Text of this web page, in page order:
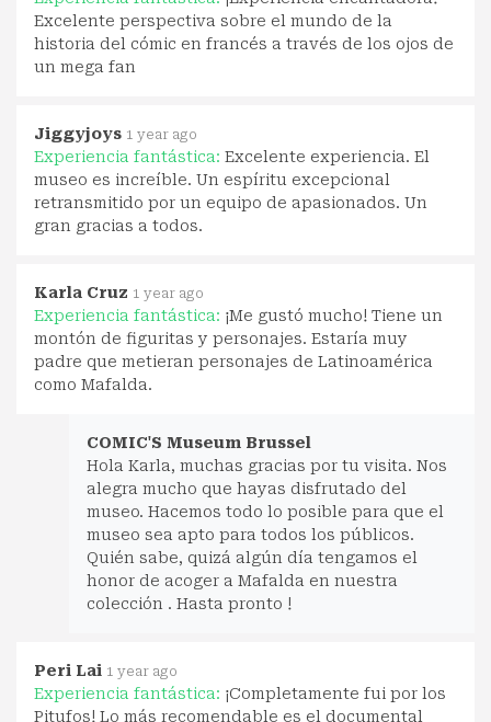
Excelente perspectiva sobre el mundo de la
historia del cómic en francés a través de los ojos de
un mega fan
Jiggyjoys 1 year ago
Experiencia fantástica: Excelente experiencia. El
museo es increíble. Un espíritu excepcional
retransmitido por un equipo de apasionados. Un
gran gracias a todos.
Karla Cruz 1 year ago
Experiencia fantástica: ¡Me gustó mucho! Tiene un
montón de figuritas y personajes. Estaría muy
padre que metieran personajes de Latinoamérica
como Mafalda.
COMIC'S Museum Brussel
Hola Karla, muchas gracias por tu visita. Nos
alegra mucho que hayas disfrutado del
museo. Hacemos todo lo posible para que el
museo sea apto para todos los públicos.
Quién sabe, quizá algún día tengamos el
honor de acoger a Mafalda en nuestra
colección . Hasta pronto !
Peri Lai 1 year ago
Experiencia fantástica: ¡Completamente fui por los
Pitufos! Lo más recomendable es el documental